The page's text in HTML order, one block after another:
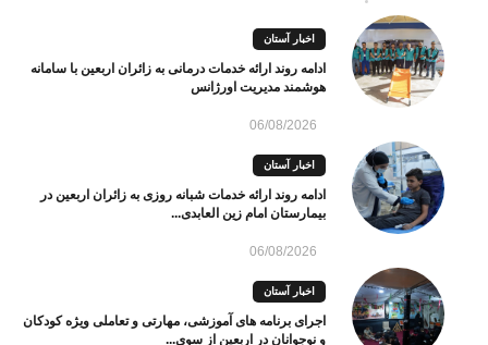
اخبار آستان
ادامه روند ارائه خدمات درمانی به زائران اربعین با سامانه
هوشمند مدیریت اورژانس
06/08/2026
اخبار آستان
ادامه روند ارائه خدمات شبانه روزی به زائران اربعین در
بیمارستان امام زین العابدی...
06/08/2026
اخبار آستان
اجرای برنامه های آموزشی، مهارتی و تعاملی ویژه کودکان
و نوجوانان در اربعین از سوی...